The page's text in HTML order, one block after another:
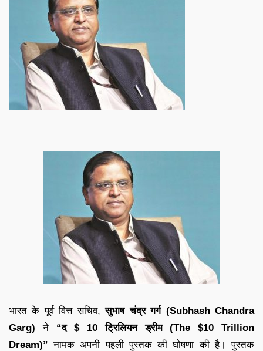
भारत के पूर्व वित्त सचिव,सुभाष चंद्र गर्ग (Subhash Chandra
Garg) ने “द $ 10 ट्रिलियन ड्रीम (The $10 Trillion
Dream)”नामक अपनी पहली पुस्तक की घोषणा की है। पुस्तक